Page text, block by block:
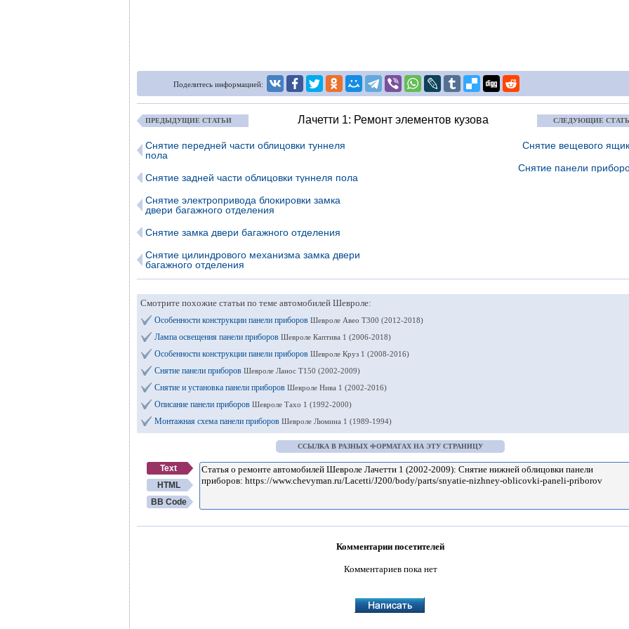
Поделитесь информацией:
ПРЕДЫДУЩИЕ СТАТЬИ Лачетти 1: Ремонт элементов кузова СЛЕДУЮЩИЕ
Снятие передней части облицовки туннеля
пола
Снятие задней части облицовки туннеля пола
Снятие электропривода блокировки замка
двери багажного отделения
Снятие замка двери багажного отделения
Снятие цилиндрового механизма замка двери
багажного отделения
Снятие вещевого
Снятие панели
Смотрите похожие статьи по теме автомобилей Шевроле:
Особенности конструкции панели приборов Шевроле Авео Т300 (2012-2018)
Лампа освещения панели приборов Шевроле Каптива 1 (2006-2018)
Особенности конструкции панели приборов Шевроле Круз 1 (2008-2016)
Снятие панели приборов Шевроле Ланос Т150 (2002-2009)
Снятие и установка панели приборов Шевроле Нива 1 (2002-2016)
Описание панели приборов Шевроле Тахо 1 (1992-2000)
Монтажная схема панели приборов Шевроле Люмина 1 (1989-1994)
ССЫЛКА В РАЗНЫХ ФОРМАТАХ НА ЭТУ СТРАНИЦУ
Text
HTML
BB Code
Комментарии посетителей
Комментариев пока нет